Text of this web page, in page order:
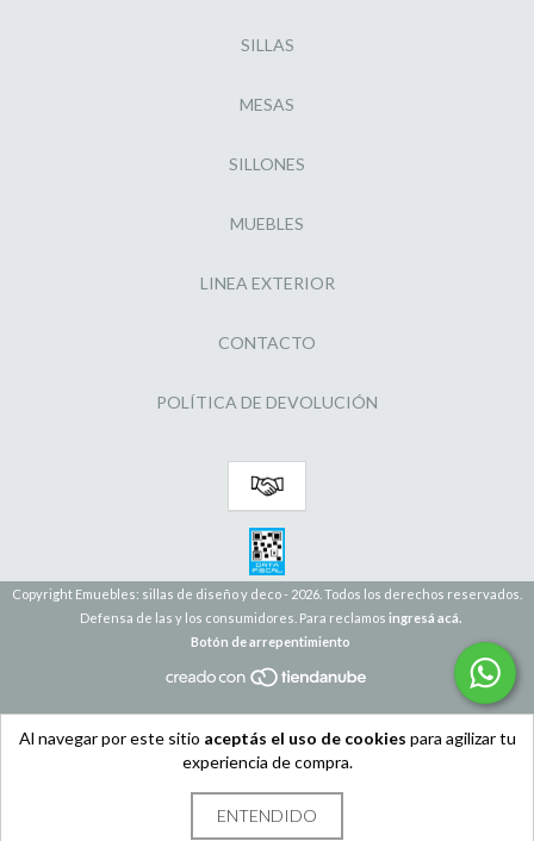
Al navegar por este sitio aceptás el uso de cookies para agilizar tu
experiencia de compra.
ENTENDIDO
SILLAS
MESAS
SILLONES
MUEBLES
LINEA EXTERIOR
CONTACTO
POLÍTICA DE DEVOLUCIÓN
Copyright Emuebles: sillas de diseño y deco - 2026. Todos los derechos reservados.
Defensa de las y los consumidores. Para reclamos ingresá acá.
Botón de arrepentimiento